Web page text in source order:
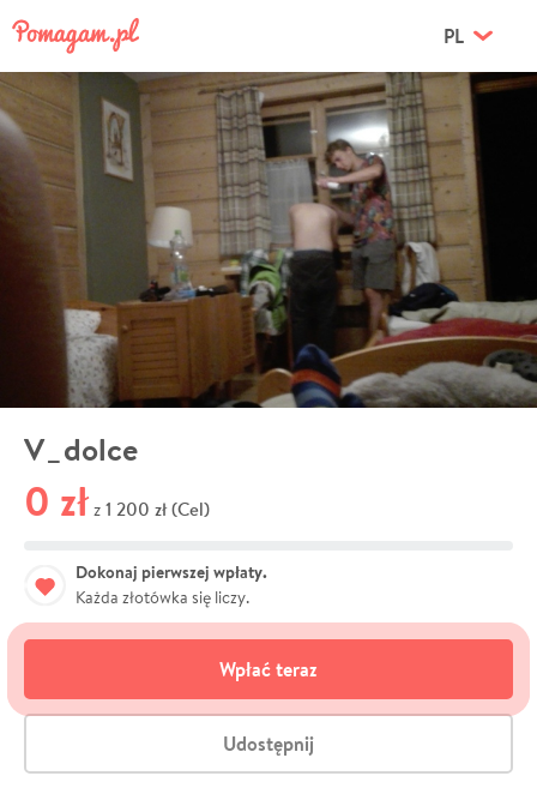
PL
V_dolce
0 zł z 1 200 zł (Cel)
Dokonaj pierwszej wpłaty.
Każda złotówka się liczy.
Wpłać teraz
Udostępnij